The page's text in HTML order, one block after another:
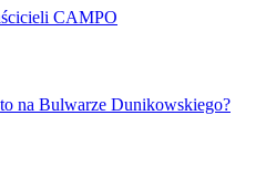
CAMPO
na Bulwarze Dunikowskiego?